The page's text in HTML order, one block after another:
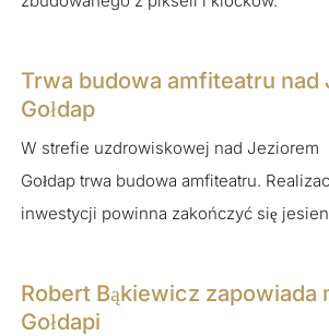
Trwa budowa amfiteatru nad
Gołdap
W strefie uzdrowiskowej nad Jeziorem
Gołdap trwa budowa amfiteatru.
inwestycji powinna zakończyć się
Robert Bąkiewicz zapowiada
Gołdapi